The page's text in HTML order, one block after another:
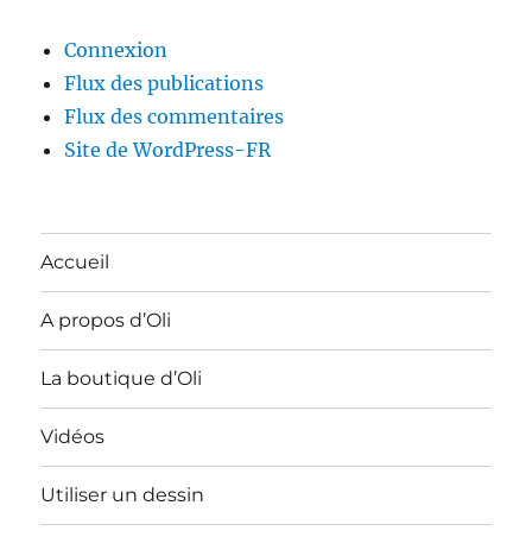
Connexion
Flux des publications
Flux des commentaires
Site de WordPress-FR
Accueil
A propos d’Oli
La boutique d’Oli
Vidéos
Utiliser un dessin